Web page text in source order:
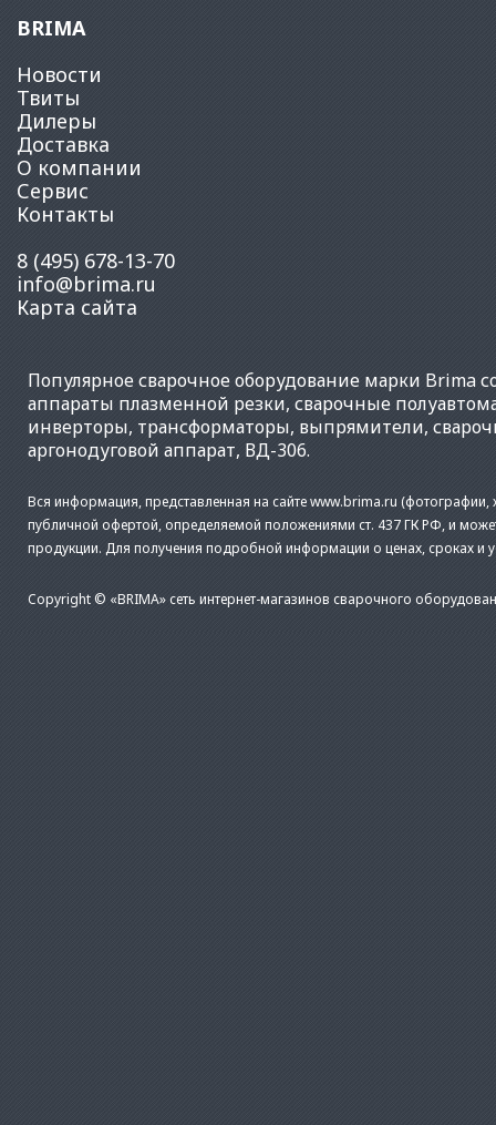
BRIMA
Новости
Твиты
Дилеры
Доставка
О компании
Сервис
Контакты
8 (495) 678-13-70
info@brima.ru
Карта сайта
Популярноесварочное оборудование марки Brima
аппараты плазменной резки, сварочные
инверторы, трансформаторы, выпрямители,
аргонодуговой аппарат, ВД-306.
Вся информация, представленная на сайте www.brima.ru (фотографии,
публичной офертой, определяемой положениями ст. 437 ГК РФ, и
продукции. Для получения подробной информации о ценах, сроках и
Copyright © «BRIMA» сеть интернет-магазинов сварочного